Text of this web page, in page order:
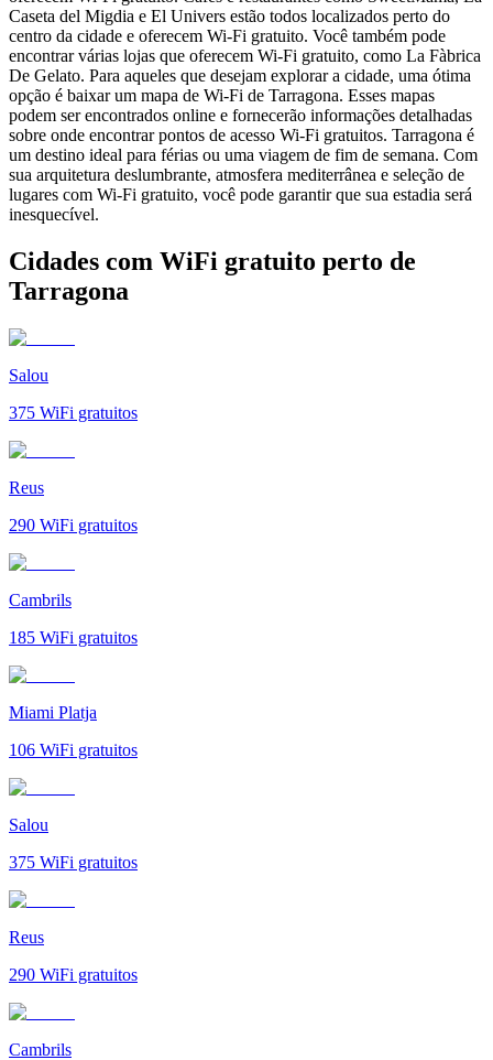
Caseta del Migdia e El Univers estão todos localizados perto do
centro da cidade e oferecem Wi-Fi gratuito. Você também pode
encontrar várias lojas que oferecem Wi-Fi gratuito, como La Fàbrica
De Gelato. Para aqueles que desejam explorar a cidade, uma ótima
opção é baixar um mapa de Wi-Fi de Tarragona. Esses mapas
podem ser encontrados online e fornecerão informações detalhadas
sobre onde encontrar pontos de acesso Wi-Fi gratuitos. Tarragona é
um destino ideal para férias ou uma viagem de fim de semana. Com
sua arquitetura deslumbrante, atmosfera mediterrânea e seleção de
lugares com Wi-Fi gratuito, você pode garantir que sua estadia será
inesquecível.
Cidades com WiFi gratuito perto de
Tarragona
Salou
375 WiFi gratuitos
Reus
290 WiFi gratuitos
Cambrils
185 WiFi gratuitos
Miami Platja
106 WiFi gratuitos
Salou
375 WiFi gratuitos
Reus
290 WiFi gratuitos
Cambrils